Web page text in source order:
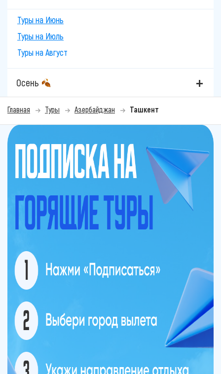
Туры на Июнь
Туры на Июль
Туры на Август
Осень
Главная Туры Азербайджан Ташкент